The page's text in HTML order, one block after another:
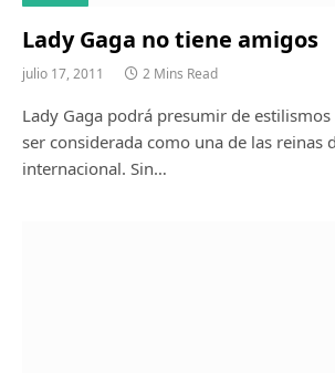
Lady Gaga no tiene amigos
julio 17, 2011 2 Mins Read
Lady Gaga podrá presumir de
ser considerada como una de las reinas
internacional. Sin…